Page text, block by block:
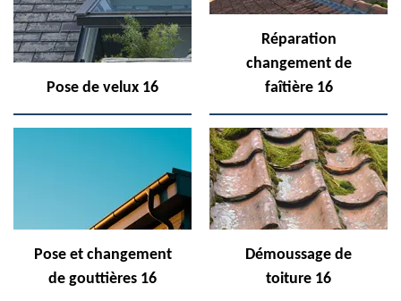
Pose de velux 16
Réparation
changement de
faîtière 16
Pose et changement
de gouttières 16
Démoussage de
toiture 16